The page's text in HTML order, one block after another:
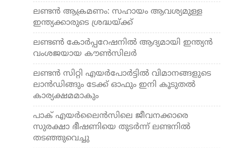
ലണ്ടൻ ആക്രമണം: സഹായം ആവശ്യമുള്ള
ഇന്ത്യക്കാരുടെ ശ്രദ്ധയ്ക്ക്
ലണ്ടൺ കോർപ്പറേഷനിൽ ആദ്യമായി ഇന്ത്യൻ
വംശജയായ കൗൺസിലർ
ലണ്ടൻ സിറ്റി എയർപോർട്ടിൽ വിമാനങ്ങളുടെ
ലാന്‍ഡിങ്ങും ടേക്ക് ഓഫും ഇനി കൂടുതല്‍
കാര്യക്ഷമമാകും
പാക് എയര്‍ലൈന്‍സിലെ ജീവനക്കാരെ
സുരക്ഷാ ഭീഷണിയെ തുടര്‍ന്ന് ലണ്ടനില്‍
തടഞ്ഞുവെച്ചു